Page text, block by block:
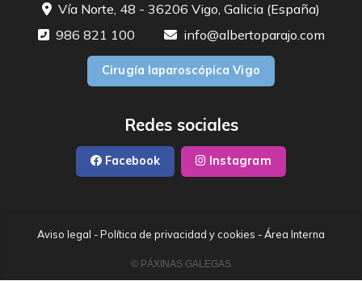
Vía Norte, 48 - 36206 Vigo, Galicia (España)
986 821 100
info@albertoparajo.com
Cirugía laparoscópica Vigo
Redes sociales
Facebook Instagram
Aviso legal -Política de privacidad y cookies -Área Interna
© PÁXINAS GALEGAS